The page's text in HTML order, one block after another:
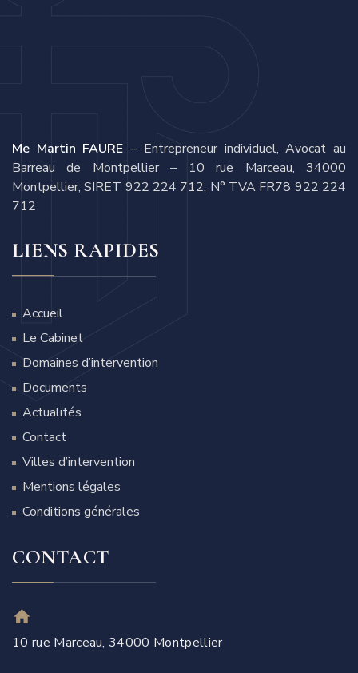
Me Martin FAURE – Entrepreneur individuel, Avocat au
Barreau de Montpellier – 10 rue Marceau, 34000
Montpellier, SIRET 922 224 712, N° TVA FR78 922 224
712
LIENS RAPIDES
Accueil
Le Cabinet
Domaines d’intervention
Documents
Actualités
Contact
Villes d’intervention
Mentions légales
Conditions générales
CONTACT
10 rue Marceau, 34000 Montpellier